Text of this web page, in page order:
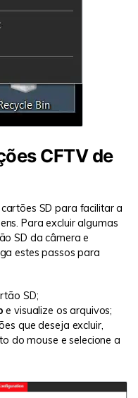
CFTV de
SD para facilitar a
Para excluir algumas
SD da câmera e
estes passos para
SD;
e visualize os arquivos;
que deseja excluir,
do mouse e selecione a